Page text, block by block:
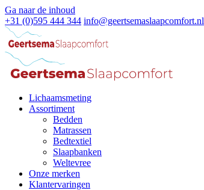
Ga naar de inhoud
+31 (0)595 444 344 info@geertsemaslaapcomfort.nl
Lichaamsmeting
Assortiment
Bedden
Matrassen
Bedtextiel
Slaapbanken
Weltevree
Onze merken
Klantervaringen